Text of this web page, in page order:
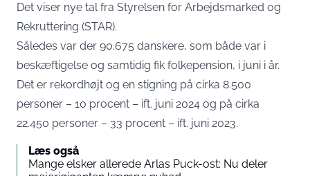
Det viser nye tal fra Styrelsen for Arbejdsmarked og
Rekruttering (STAR).
Således var der 90.675 danskere, som både var i
beskæftigelse og samtidig fik folkepension, i juni i år.
Det er rekordhøjt og en stigning på cirka 8.500
personer – 10 procent – ift. juni 2024 og på cirka
22.450 personer – 33 procent – ift. juni 2023.
Læs også
Mange elsker allerede Arlas Puck-ost: Nu deler